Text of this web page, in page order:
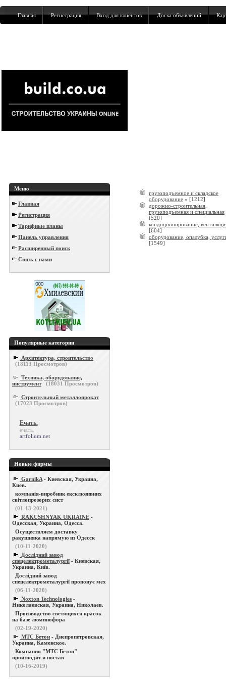
Главная Регистрация Вход для клиентов Доска объявлений
Меню
Главная
Регистрация
Тарифные планы
Панель управления
Расширенный поиск
Связь с нами
Популярные категории
Архитектура, строительство
(18113 Просмотров)
Техника, оборудование,
инструмент
(18031 Просмотров)
Строительный металлопрокат
(17023 Просмотров)
Ечать.
ечать.
artfolium.net
Новые фирмы
GarnikA - Киевская, Украина,
Киев.
компанія-виробник ексклюзивних
світлопрозорих сист
(01-13-2021)
RAKUSHNYAK UKRAINE -
Одесская, Украина, Одесса.
Осуществляем доставку
ракушняка напрямую из Одесск
(10-11-2020)
Дослідний завод
спецелектрометалургії - Киевская,
Украина, Київ.
Дослідний завод
спецелектрометалургії пропонує мех
(06-11-2020)
Noxton Technologies -
Николаевская, Украина, Николаев.
Производство светящихся красок
на базе люминофора
(02-19-2020)
МТС Бетон - Днепропетровская,
Украина, Каменское.
Компания "МТС Бетон"
производит и постав
(10-16-2019)
грузоподъемное и складское
оборудование » [1212]
дорожно-строительная,
грузоподъемная и специальная
[520]
кондиционирование,
[604]
оборудование, опалубка,
[1549]